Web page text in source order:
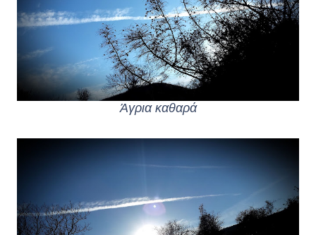
Άγρια καθαρά